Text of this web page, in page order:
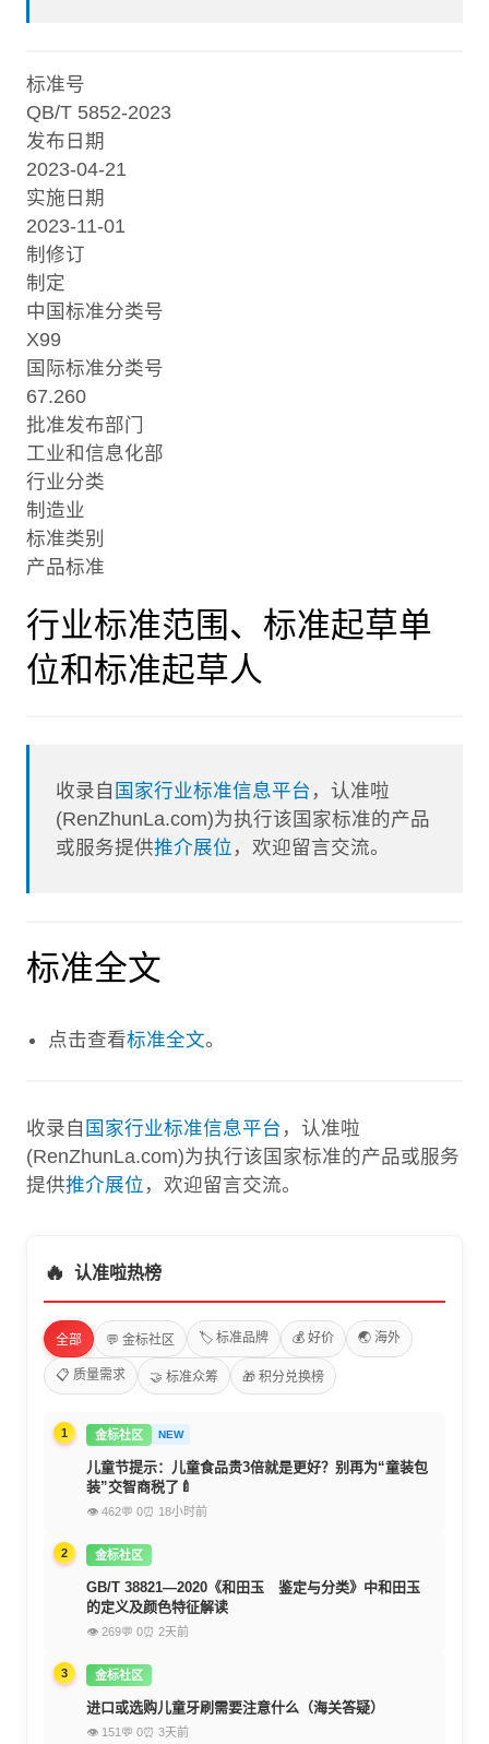
标准号
QB/T 5852-2023
发布日期
2023-04-21
实施日期
2023-11-01
制修订
制定
中国标准分类号
X99
国际标准分类号
67.260
批准发布部门
工业和信息化部
行业分类
制造业
标准类别
产品标准
行业标准范围、标准起草单
位和标准起草人
收录自 国家行业标准信息平台 ，认准啦
(RenZhunLa.com)为执行该国家标准的产品
或服务提供推介展位 ，欢迎留言交流。
标准全文
点击查看标准全文。
收录自 国家行业标准信息平台 ，认准啦
(RenZhunLa.com)为执行该国家标准的产品或服务
提供推介展位 ，欢迎留言交流。
🔥 认准啦热榜
全部 💬 金标社区 🏷️ 标准品牌 💰 好价 🌏 海外
📋 质量需求 🤝 标准众筹 🎁 积分兑换榜
1 金标社区 NEW
儿童节提示：儿童食品贵3倍就是更好？别再为“童装包
装”交智商税了🍼
👁 462💬 0⏰ 18小时前
2 金标社区
GB/T 38821—2020《和田玉 鉴定与分类》中和田玉
的定义及颜色特征解读
👁 269💬 0⏰ 2天前
3 金标社区
进口或选购儿童牙刷需要注意什么（海关答疑）
👁 151 💬 0⏰ 3天前